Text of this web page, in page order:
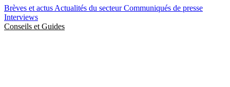
Brèves et actus Actualités du secteurCommuniqués de presse
Interviews
Conseils et Guides